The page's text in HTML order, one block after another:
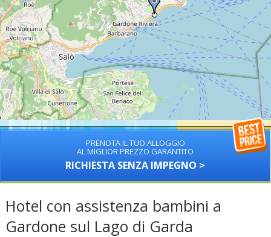
PRENOTA IL TUO ALLOGGIO
AL MIGLIOR PREZZO GARANTITO
RICHIESTA SENZA IMPEGNO >
Hotel con assistenza bambini a
Gardone sul Lago di Garda